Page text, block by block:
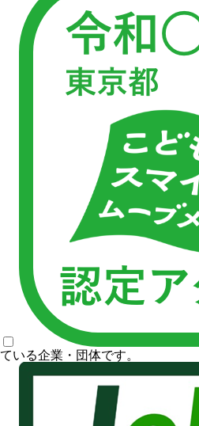
ている企業・団体です。